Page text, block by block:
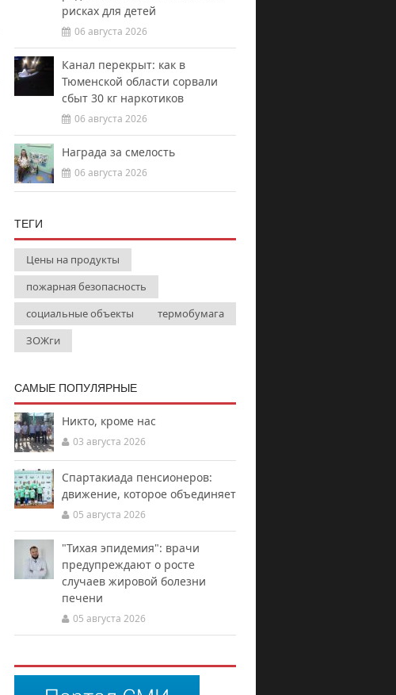
рисках для детей
06 августа 2026
Канал перекрыт: как в
Тюменской области сорвали
сбыт 30 кг наркотиков
06 августа 2026
Награда за смелость
06 августа 2026
ТЕГИ
Цены на продукты
пожарная безопасность
социальные объекты
термобумага
ЗОЖги
САМЫЕ ПОПУЛЯРНЫЕ
Никто, кроме нас
03 августа 2026
Спартакиада пенсионеров:
движение, которое объединяет
05 августа 2026
"Тихая эпидемия": врачи
предупреждают о росте
случаев жировой болезни
печени
05 августа 2026